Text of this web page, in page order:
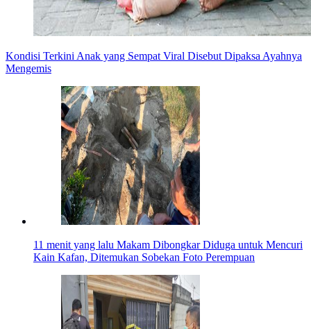
Kondisi Terkini Anak yang Sempat Viral Disebut Dipaksa Ayahnya
Mengemis
11 menit yang lalu Makam Dibongkar Diduga untuk Mencuri
Kain Kafan, Ditemukan Sobekan Foto Perempuan